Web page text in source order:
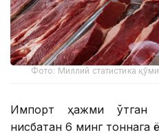
Фото: Миллий статистика
Импорт ҳажми ўтган
нисбатан 6 минг тоннага